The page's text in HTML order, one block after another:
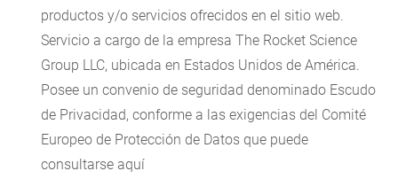
productos y/o servicios ofrecidos en el sitio web.
Servicio a cargo de la empresa The Rocket Science
Group LLC, ubicada en Estados Unidos de América.
Posee un convenio de seguridad denominado Escudo
de Privacidad, conforme a las exigencias del Comité
Europeo de Protección de Datos que puede
consultarse aquí